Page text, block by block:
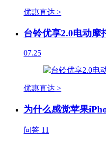
优惠直达 >
台铃优享2.0电动摩
07.25
优惠直达 >
为什么感觉苹果
问答 11